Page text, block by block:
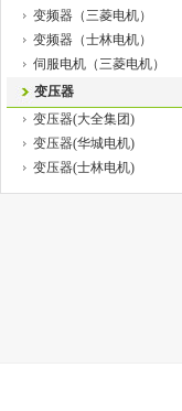
变频器（三菱电机）
变频器（士林电机）
伺服电机（三菱电机）
变压器
变压器(大全集团)
变压器(华城电机)
变压器(士林电机)